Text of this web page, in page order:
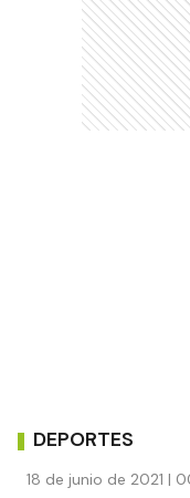
DEPORTES
18 de junio de 2021 |